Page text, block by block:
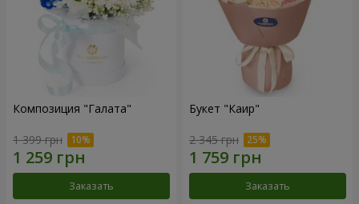
Композиция "Галата"
1 399 грн
Заказать
Букет "Каир"
2 345 грн
Заказать